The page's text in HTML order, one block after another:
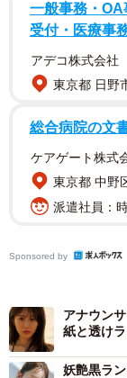
くまきり・あさ
型。1998年、ア
ションに合格し
降、多数のバラ
系）のレギュラ
ャンネル「熊切
俳優として映画
月9ドラマ「サバ
一般事務・
受付・医療事
アデコ株式会社
東京都 日野
総合病院の文
ケアゲート株式
東京都 中野
派遣社員：
Sponsored by
アナウン
紙と透け
妖艶黒ラ